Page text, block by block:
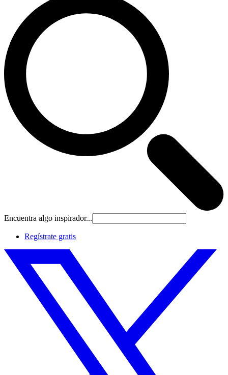
Encuentra algo inspirador...
Regístrate gratis